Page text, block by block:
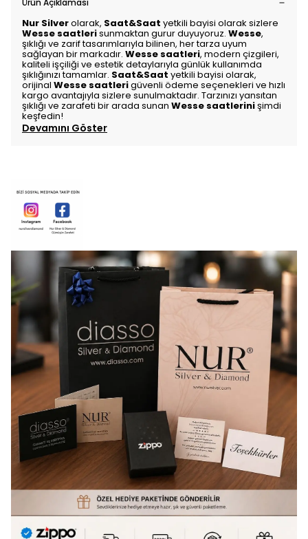
Ürün Açıklaması
Nur Silverolarak, Saat&Saat yetkili bayisi olarak sizlere
Wesse saatlerisunmaktan gurur duyuyoruz. Wesse,
şıklığı ve zarif tasarımlarıyla bilinen, her tarza uyum
sağlayan bir markadır. Wesse saatleri, modern çizgileri,
kaliteli işçiliği ve estetik detaylarıyla günlük kullanımda
şıklığınızı tamamlar. Saat&Saat yetkili bayisi olarak,
orijinal Wesse saatlerigüvenli ödeme seçenekleri ve hızlı
kargo avantajıyla sizlere sunulmaktadır. Tarzınızı yansıtan
şıklığı ve zarafeti bir arada sunan Wesse saatlerinişimdi
keşfedin!
Devamını Göster